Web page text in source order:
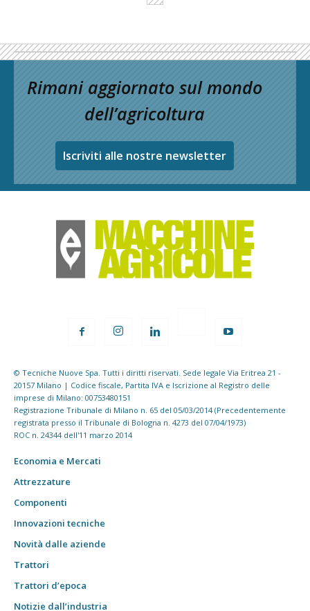
Rimani aggiornato sul mondo
dell’agricoltura
Iscriviti alle nostre newsletter
© Tecniche Nuove Spa. Tutti i diritti riservati. Sede legale Via Eritrea 21 -
20157 Milano | Codice fiscale, Partita IVA e Iscrizione al Registro delle
imprese di Milano: 00753480151
Registrazione Tribunale di Milano n. 65 del 05/03/2014 (Precedentemente
registrata presso il Tribunale di Bologna n. 4273 del 07/04/1973)
ROC n. 24344 dell'11 marzo 2014
Economia e Mercati
Attrezzature
Componenti
Innovazioni tecniche
Novità dalle aziende
Trattori
Trattori d’epoca
Notizie dall’industria